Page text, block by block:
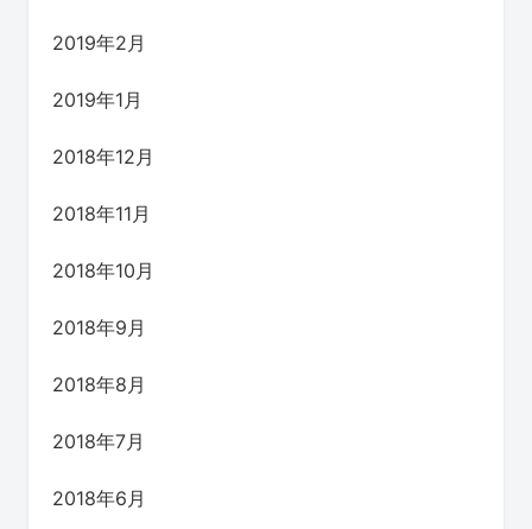
2019年2月
2019年1月
2018年12月
2018年11月
2018年10月
2018年9月
2018年8月
2018年7月
2018年6月